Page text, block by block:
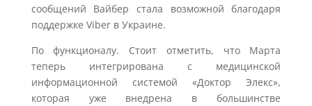
сообщений Вайбер стала возможной благодаря
поддержке Viber в Украине.
По функционалу. Стоит отметить, что Марта
теперь интегрирована с медицинской
информационной системой «Доктор Элекс»,
которая уже внедрена в большинстве